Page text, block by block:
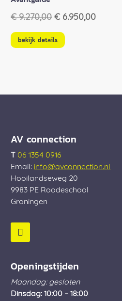
€9.270,00 Oorspronkelijke
was:
€ 9.270,00.
€ 6.950,00Huidige
bekijk details
AV connection
T 06 1354 0916
Email: info@avconnection.nl
Hooilandseweg 20
9983 PE Roodeschool
Groningen
Openingstijden
Maandag: gesloten
Dinsdag: 10:00 – 18:00